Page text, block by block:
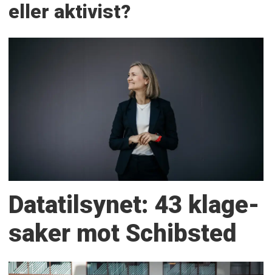
eller aktivist?
Datatilsynet: 43 klage­
saker mot Schibsted